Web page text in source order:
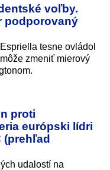
voľby.
podporovaný
tesne ovládol
zmeniť mierový
proti
európski lídri
(prehľad
udalostí na